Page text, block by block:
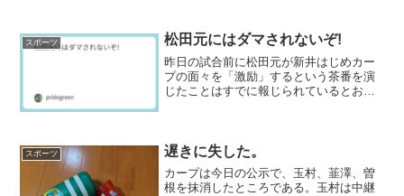
スポーツ 松田元にはダマされないぞ!
昨日の試合前に松田元が新井はじめカー
プの面々を「激励」するという茶番を演
じたことはすでに報じられているとおり
る。ところで、補強最終日ま...
スポーツ 遅きに失した。
カープは今日の公示で、玉村、韮澤、曽
根を抹消したところである。玉村は中継